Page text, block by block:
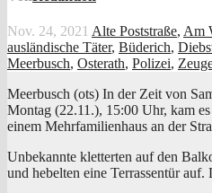
Nov. 24, 2021 Alte Poststraße, Am
ausländische Täter, Büderich,
Meerbusch, Osterath, Polizei,
Meer­busch (ots) In der Zeit von
Mon­tag (22.11.), 15:00 Uhr, kam
einem Mehr­fa­mi­li­en­haus an der
Unbe­kann­te klet­ter­ten auf den
und hebel­ten eine Ter­ras­sen­tür